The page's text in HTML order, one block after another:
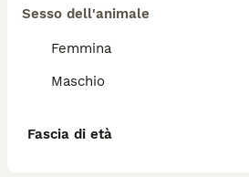
Sesso dell'animale
Femmina
Maschio
Fascia di età